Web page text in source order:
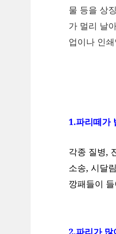
물 등을 상
가 멀리 날
업이나 인
1.파리떼가
각종 질병,
소송, 시달
깡패들이